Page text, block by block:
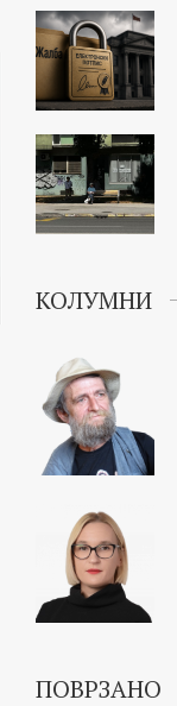
КОЛУМНИ
ПОВРЗАНО